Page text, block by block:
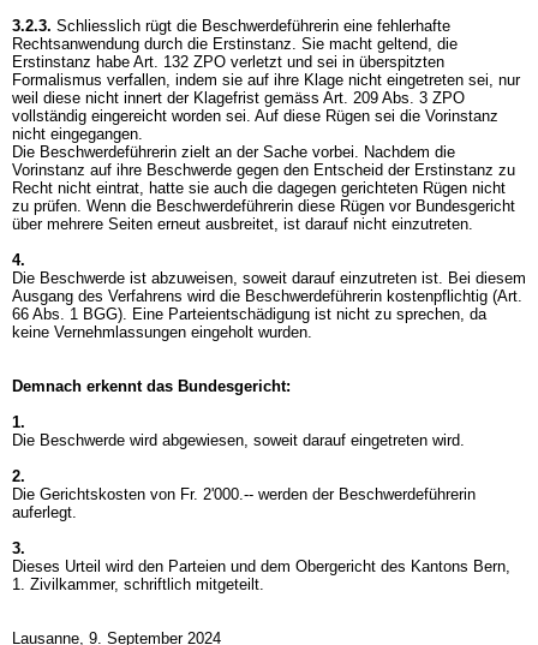
3.2.3. Schliesslich rügt die Beschwerdeführerin eine fehlerhafte
Rechtsanwendung durch die Erstinstanz. Sie macht geltend, die
Erstinstanz habe Art. 132 ZPO verletzt und sei in überspitzten
Formalismus verfallen, indem sie auf ihre Klage nicht eingetreten sei, nur
weil diese nicht innert der Klagefrist gemäss Art. 209 Abs. 3 ZPO
vollständig eingereicht worden sei. Auf diese Rügen sei die Vorinstanz
nicht eingegangen.
Die Beschwerdeführerin zielt an der Sache vorbei. Nachdem die
Vorinstanz auf ihre Beschwerde gegen den Entscheid der Erstinstanz zu
Recht nicht eintrat, hatte sie auch die dagegen gerichteten Rügen nicht
zu prüfen. Wenn die Beschwerdeführerin diese Rügen vor Bundesgericht
über mehrere Seiten erneut ausbreitet, ist darauf nicht einzutreten.
4.
Die Beschwerde ist abzuweisen, soweit darauf einzutreten ist. Bei diesem
Ausgang des Verfahrens wird die Beschwerdeführerin kostenpflichtig (Art.
66 Abs. 1 BGG). Eine Parteientschädigung ist nicht zu sprechen, da
keine Vernehmlassungen eingeholt wurden.
Demnach erkennt das Bundesgericht:
1.
Die Beschwerde wird abgewiesen, soweit darauf eingetreten wird.
2.
Die Gerichtskosten von Fr. 2'000.-- werden der Beschwerdeführerin
auferlegt.
3.
Dieses Urteil wird den Parteien und dem Obergericht des Kantons Bern,
1. Zivilkammer, schriftlich mitgeteilt.
Lausanne, 9. September 2024